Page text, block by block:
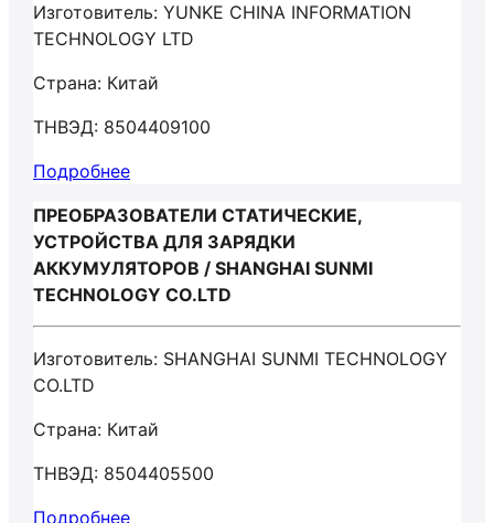
Изготовитель: YUNKE CHINA INFORMATION
TECHNOLOGY LTD
Страна: Китай
ТНВЭД: 8504409100
Подробнее
ПРЕОБРАЗОВАТЕЛИ СТАТИЧЕСКИЕ,
УСТРОЙСТВА ДЛЯ ЗАРЯДКИ
АККУМУЛЯТОРОВ / SHANGHAI SUNMI
TECHNOLOGY CO.LTD
Изготовитель: SHANGHAI SUNMI TECHNOLOGY
CO.LTD
Страна: Китай
ТНВЭД: 8504405500
Подробнее